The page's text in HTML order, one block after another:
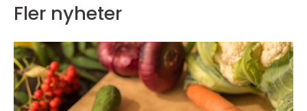
Fler nyheter